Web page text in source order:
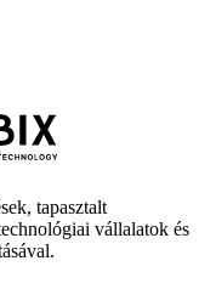
tapasztalt
vállalatok és